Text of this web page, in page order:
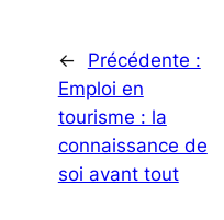
←
Précédente :
Emploi en
tourisme : la
connaissance de
soi avant tout